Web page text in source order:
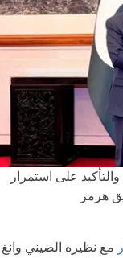
على استمرار
هرمز
مع نظيره الصيني وانغ